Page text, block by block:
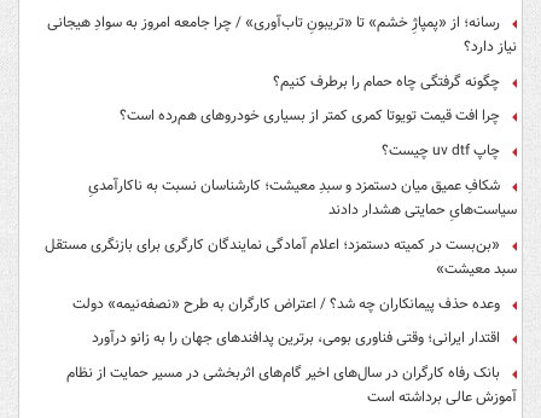
رسانه؛ از «پمپاژِ خشم» تا «تریبونِ تاب‌آوری» / چرا جامعه امروز به سوادِ هیجانی
نیاز دارد؟
چگونه گرفتگی چاه حمام را برطرف کنیم؟
چرا افت قیمت تویوتا کمری کمتر از بسیاری خودروهای هم‌رده است؟
چاپ uv dtf چیست؟
شکافِ عمیق میان دستمزد و سبدِ معیشت؛ کارشناسان نسبت به ناکارآمدیِ
سیاست‌هایِ حمایتی هشدار دادند
«بن‌بست در کمیته دستمزد؛ اعلام آمادگی نمایندگان کارگری برای بازنگری مستقل
سبد معیشت»
وعده حذف پیمانکاران چه شد؟ / اعتراض کارگران به طرح «نصفه‌نیمه» دولت
اقتدار ایرانی؛ وقتی فناوری بومی، برترین پدافندهای جهان را به زانو درآورد
بانک رفاه کارگران در سال‌های اخیر گام‌های اثربخشی در مسیر حمایت از نظام
آموزش عالی برداشته است